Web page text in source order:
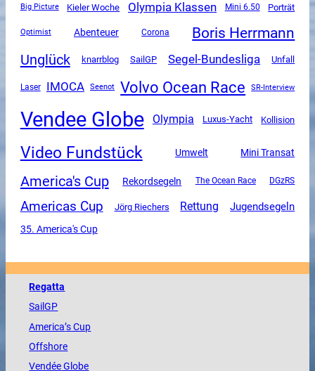
Big Picture Kieler Woche Olympia Klassen Mini 6.50 Porträt
Optimist Abenteuer Corona Boris Herrmann
Unglück knarrblog SailGP Segel-Bundesliga Unfall
Laser IMOCA Seenot Volvo Ocean Race SR-Interview
Vendee Globe Olympia Luxus-Yacht Kollision
Video Fundstück Umwelt Mini Transat
America's Cup Rekordsegeln The Ocean Race DGzRS
Americas Cup Jörg Riechers Rettung Jugendsegeln
35. America's Cup
Regatta
SailGP
America’s Cup
Offshore
VendéeGlobe